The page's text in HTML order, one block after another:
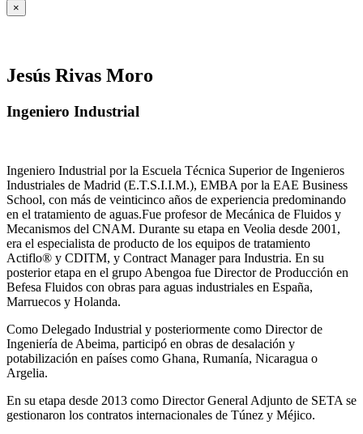
×
Jesús Rivas Moro
Ingeniero Industrial
Ingeniero Industrial por la Escuela Técnica Superior de Ingenieros
Industriales de Madrid (E.T.S.I.I.M.), EMBA por la EAE Business
School, con más de veinticinco años de experiencia predominando
en el tratamiento de aguas.Fue profesor de Mecánica de Fluidos y
Mecanismos del CNAM. Durante su etapa en Veolia desde 2001,
era el especialista de producto de los equipos de tratamiento
Actiflo® y CDITM, y Contract Manager para Industria. En su
posterior etapa en el grupo Abengoa fue Director de Producción en
Befesa Fluidos con obras para aguas industriales en España,
Marruecos y Holanda.
Como Delegado Industrial y posteriormente como Director de
Ingeniería de Abeima, participó en obras de desalación y
potabilización en países como Ghana, Rumanía, Nicaragua o
Argelia.
En su etapa desde 2013 como Director General Adjunto de SETA se
gestionaron los contratos internacionales de Túnez y Méjico.